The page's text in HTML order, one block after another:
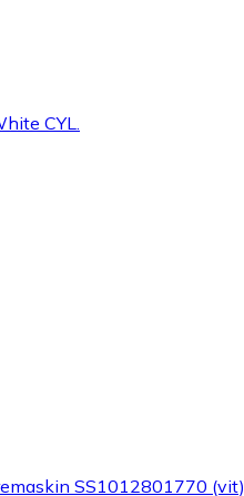
CYL.
SS1012801770 (vit)